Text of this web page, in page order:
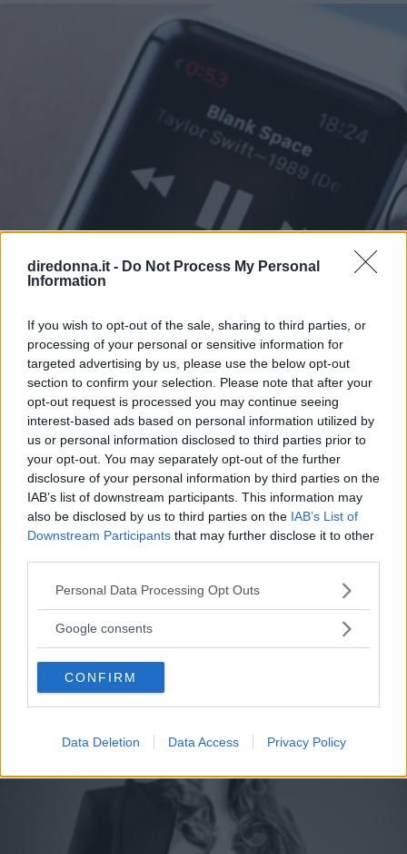
diredonna.it - Do Not Process My Personal
Information
If you wish to opt-out of the sale, sharing to third parties, or
processing of your personal or sensitive information for
targeted advertising by us, please use the below opt-out
section to confirm your selection. Please note that after your
opt-out request is processed you may continue seeing
interest-based ads based on personal information utilized by
us or personal information disclosed to third parties prior to
your opt-out. You may separately opt-out of the further
disclosure of your personal information by third parties on the
IAB’s list of downstream participants. This information may
also be disclosed by us to third parties on the IAB’s List of
Downstream Participants that may further disclose it to other
Please note that this website/app uses one or more Google
not limited to your visit or usage behaviour. You may click to
use your data for below specified purposes in below Google
consent section.
Personal Data Processing Opt Outs
Google consents
CONFIRM
Data Deletion Data Access Privacy Policy
RELAZIONI
Le più belle frasi di Taylor
Swift per rinascere dopo una
delusione d'amore
Le frasi di Taylor Swift che aiutano a superare la rottura di
una relazione: sono tratte dalle sue canzoni più belle sulla
fine di un rapporto.